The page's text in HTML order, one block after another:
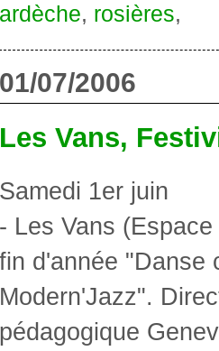
ardèche, rosières,
01/07/2006
Les Vans,
Samedi 1er juin
- Les Vans
fin d'année "Danse
Modern'Jazz".
pédagogique